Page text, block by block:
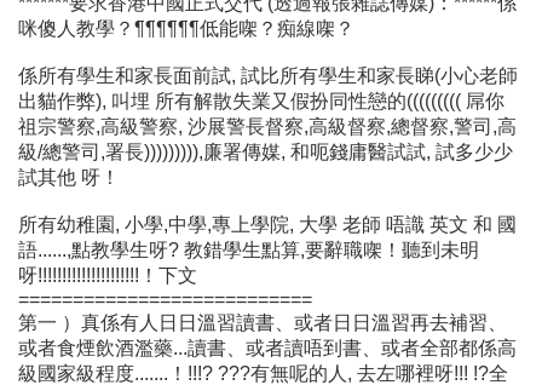
咪傻人教學？¶¶¶¶¶¶低能㗎？痴線㗎？
係所有學生和家長面前試, 試比所有學生和家長睇(小心老師
出貓作弊), 叫埋 所有解散失業又假扮同性戀的((((((((( 屌你
祖宗警察,高級警察, 沙展警長督察,高級督察,總督察,警司,高
級/總警司,署長))))))))),廉署傳媒, 和呃錢庸醫試試, 試多少少
試其他 呀！
所有幼稚園, 小學,中學,專上學院, 大學 老師 唔識 英文 和 國
語......,點教學生呀? 教錯學生點算,要辭職㗎！聽到未明
呀!!!!!!!!!!!!!!!!!!!!!！下文
===========================
第一 ）真係有人日日溫習讀書、或者日日溫習再去補習、
或者食煙飲酒濫藥...讀書、或者讀唔到書、或者全部都係高
級國家級程度.......！!!!? ???有無呢的人, 去左哪裡呀!!! !?全